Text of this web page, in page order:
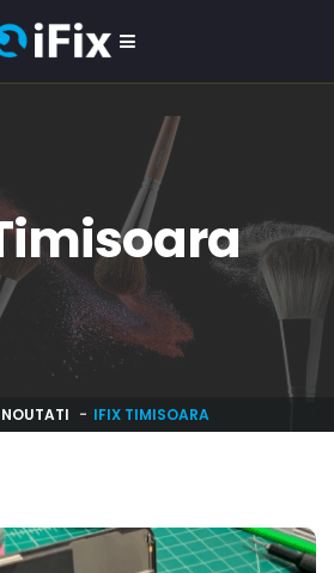
NOUTATI IFIX TIMISOARA